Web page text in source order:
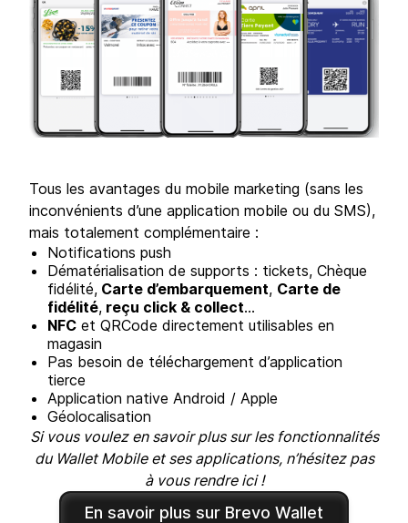
Tous les avantages du mobile marketing (sans les
inconvénients d’une application mobile ou du SMS),
mais totalement complémentaire :
Notifications push
Dématérialisation de supports : tickets, Chèque
fidélité, Carte d’embarquement, Carte de
fidélité, reçu click & collect…
NFC et QRCode directement utilisables en
magasin
Pas besoin de téléchargement d’application
tierce
Application native Android / Apple
Géolocalisation
Si vous voulez en savoir plus sur les fonctionnalités
du Wallet Mobile et ses applications, n’hésitez pas
à vous rendre ici !
En savoir plus sur Brevo Wallet